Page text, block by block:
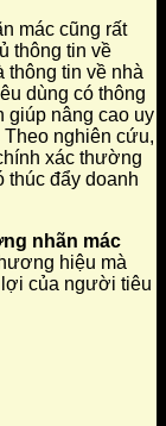
mác cũng rất
thông tin về
thông tin về nhà
dùng có thông
giúp nâng cao uy
nghiên cứu,
xác thường
đẩy doanh
nhãn mác
hiệu mà
của người tiêu